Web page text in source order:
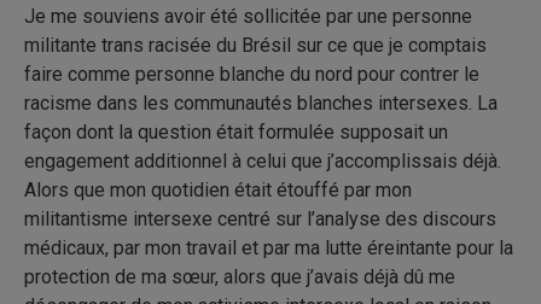
Je me souviens avoir été sollicitée par une personne
militante trans racisée du Brésil sur ce que je comptais
faire comme personne blanche du nord pour contrer le
racisme dans les communautés blanches intersexes. La
façon dont la question était formulée supposait un
engagement additionnel à celui que j’accomplissais déjà.
Alors que mon quotidien était étouffé par mon
militantisme intersexe centré sur l’analyse des discours
médicaux, par mon travail et par ma lutte éreintante pour la
protection de ma sœur, alors que j’avais déjà dû me